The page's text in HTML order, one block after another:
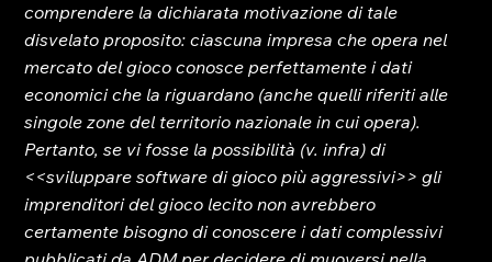
comprendere la dichiarata motivazione di tale
disvelato proposito: ciascuna impresa che opera nel
mercato del gioco conosce perfettamente i dati
economici che la riguardano (anche quelli riferiti alle
singole zone del territorio nazionale in cui opera).
Pertanto, se vi fosse la possibilità (v. infra) di
<<sviluppare software di gioco più aggressivi>> gli
imprenditori del gioco lecito non avrebbero
certamente bisogno di conoscere i dati complessivi